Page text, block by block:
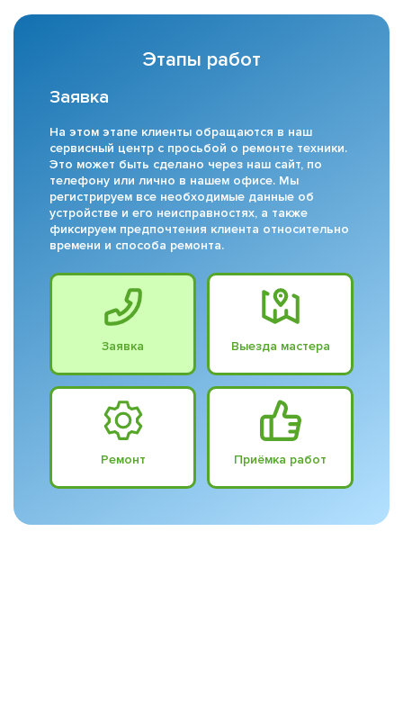
Этапы работ
Заявка
На этом этапе клиенты обращаются в наш
сервисный центр с просьбой о ремонте техники.
Это может быть сделано через наш сайт, по
телефону или лично в нашем офисе. Мы
регистрируем все необходимые данные об
устройстве и его неисправностях, а также
фиксируем предпочтения клиента относительно
времени и способа ремонта.
Заявка Выезда мастера
Ремонт Приёмка работ